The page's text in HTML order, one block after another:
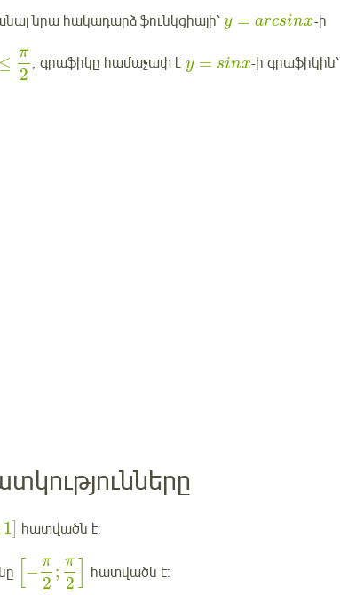
նրա հակադարձ ֆունկցիայի՝y = arcsinx-ի
≤
π
2
, գրաֆիկը համաչափ էy = sinx-ի գրաֆիկին՝
1 հատվածն է:
−
π
2
;
π
2
հատվածն է: